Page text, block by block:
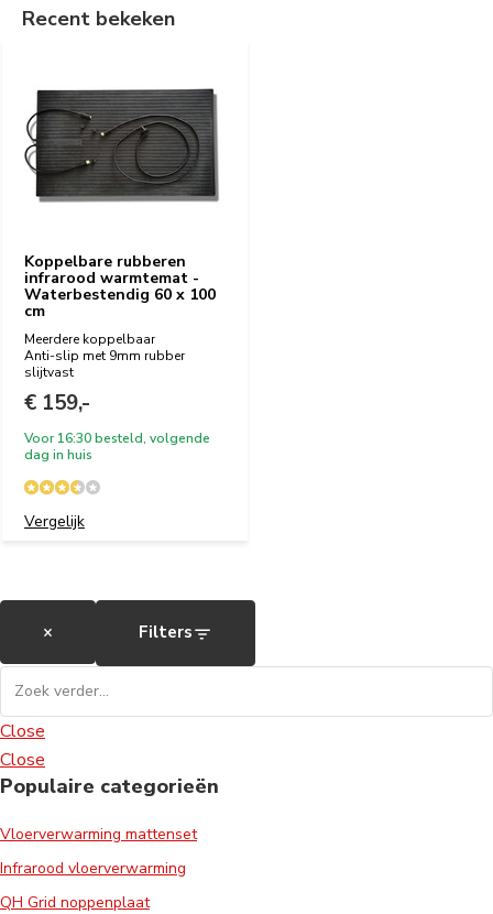
Recent bekeken
Koppelbare rubberen
infrarood warmtemat -
Waterbestendig 60 x 100
cm
Meerdere koppelbaar
Anti-slip met 9mm rubber
slijtvast
€ 159,-
Voor 16:30 besteld, volgende
dag in huis
Vergelijk
× Filters
Close
Close
Populaire categorieën
Vloerverwarming mattenset
Infrarood vloerverwarming
QH Grid noppenplaat